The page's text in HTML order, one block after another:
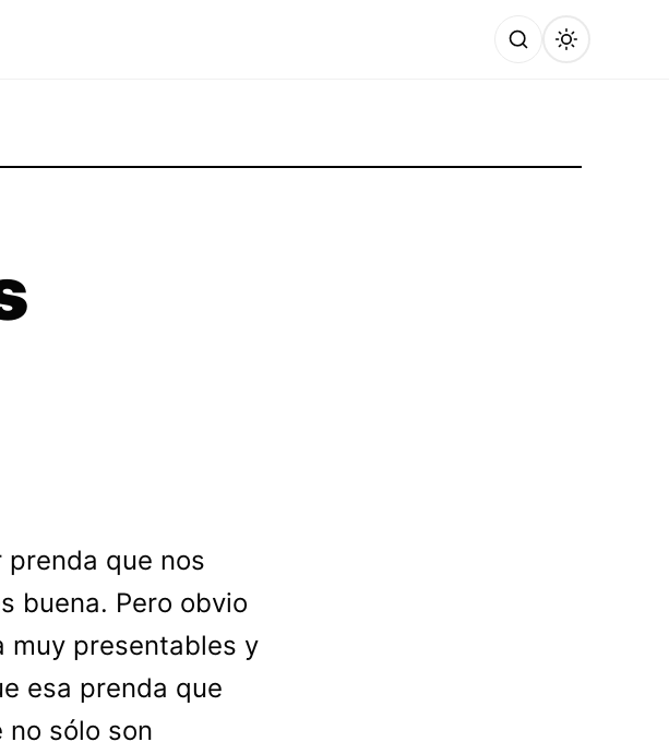
que nos
buena. Pero obvio
muy presentables y
esa prenda que
no sólo son